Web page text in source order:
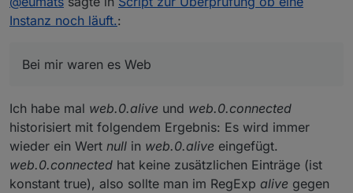
Instanz noch läuft.:
Bei mir waren es Web
Ich habe mal web.0.alive und web.0.connected
historisiert mit folgendem Ergebnis: Es wird immer
wieder ein Wert null in web.0.alive eingefügt.
web.0.connected hat keine zusätzlichen Einträge (ist
konstant true), also sollte man im RegExp alive gegen